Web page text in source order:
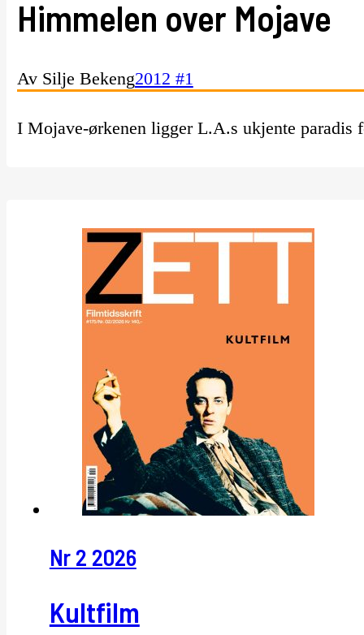
Himmelen over Mojave
Av Silje Bekeng2012 #1
I Mojave-ørkenen ligger L.A.s ukjente paradis
Nr 2 2026
Kultfilm